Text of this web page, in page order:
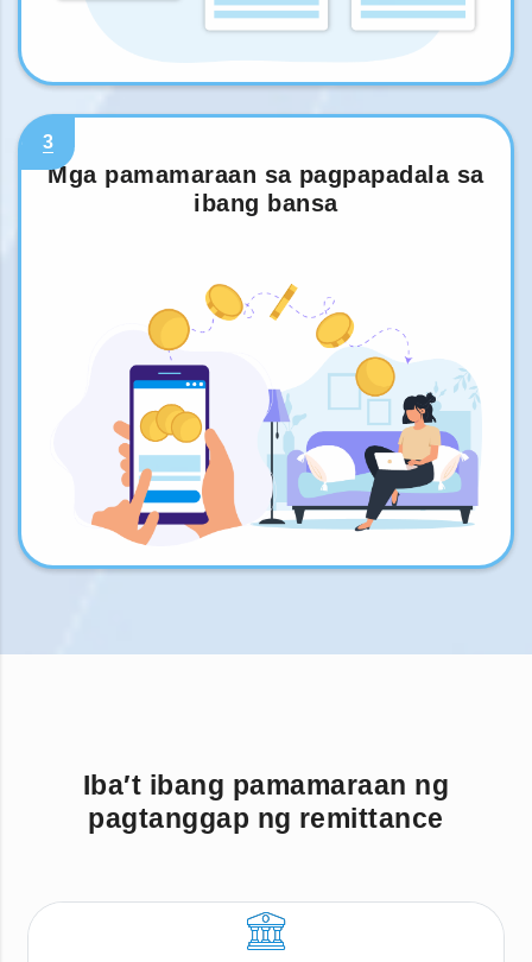
3
Mga pamamaraan sa pagpapadala sa
ibang bansa
Iba′t ibang pamamaraan ng
pagtanggap ng remittance